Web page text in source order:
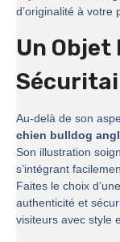
d’originalité à votre
Un
Au-delà de son
chien bulldog
Son illustration
s’intégrant
Faites le choix d’une
authenticité et
visiteurs avec style